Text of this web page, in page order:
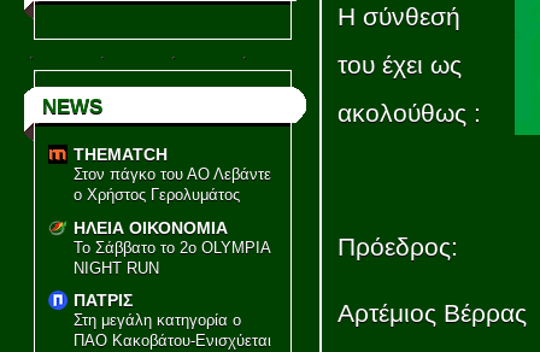
NEWS
THEMATCH
Στον πάγκο του ΑΟ Λεβάντε
ο Χρήστος Γερολυμάτος
ΗΛΕΙΑ ΟΙΚΟΝΟΜΙΑ
Το Σάββατο το 2ο OLYMPIA
NIGHT RUN
ΠΑΤΡΙΣ
Στη μεγάλη κατηγορία ο
ΠΑΟ Κακοβάτου-Ενισχύεται
Η σύνθεσή
του έχει ως
ακολούθως :
Πρόεδρος:
Αρτέμιος Βέρρας